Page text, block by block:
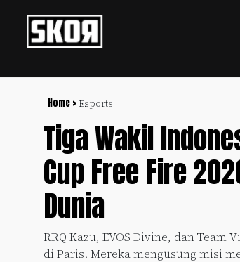
Home > Esports
Tiga Wakil
Cup Free Fire
Dunia
RRQ Kazu, EVOS Divine, dan
di Paris. Mereka mengusung misi
Football +
Culture +
Update
+
Timnas
Indonesia
Policy
Pedoman
Pemberitaan
Media
Siber
Tentang
Kami